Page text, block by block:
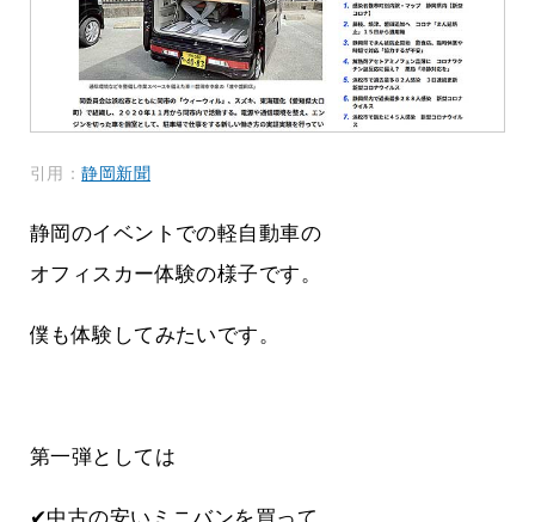
引用：静岡新聞
静岡のイベントでの軽自動車の
オフィスカー体験の様子です。
僕も体験してみたいです。
第一弾としては